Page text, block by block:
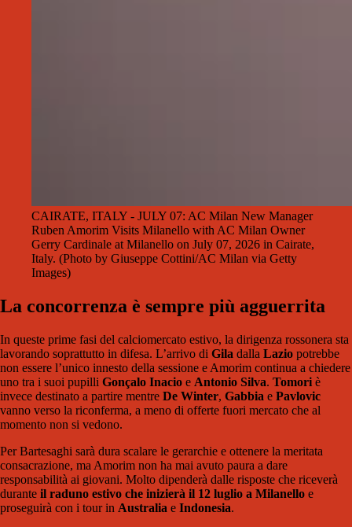
CAIRATE, ITALY - JULY 07: AC Milan New Manager
Ruben Amorim Visits Milanello with AC Milan Owner
Gerry Cardinale at Milanello on July 07, 2026 in Cairate,
Italy. (Photo by Giuseppe Cottini/AC Milan via Getty
Images)
La concorrenza è sempre più agguerrita
In queste prime fasi del calciomercato estivo, la dirigenza rossonera sta
lavorando soprattutto in difesa. L’arrivo di Gila dalla Lazio potrebbe
non essere l’unico innesto della sessione e Amorim continua a chiedere
uno tra i suoi pupilli Gonçalo Inacio e Antonio Silva. Tomori è
invece destinato a partire mentre De Winter, Gabbia e Pavlovic
vanno verso la riconferma, a meno di offerte fuori mercato che al
momento non si vedono.
Per Bartesaghi sarà dura scalare le gerarchie e ottenere la meritata
consacrazione, ma Amorim non ha mai avuto paura a dare
responsabilità ai giovani. Molto dipenderà dalle risposte che riceverà
durante il raduno estivo che inizierà il 12 luglio a Milanello e
proseguirà con i tour in Australia e Indonesia.